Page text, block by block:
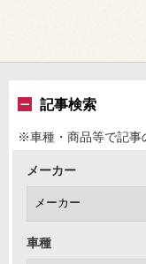
記事検索
※車種・商品等で記事
メーカー
車種